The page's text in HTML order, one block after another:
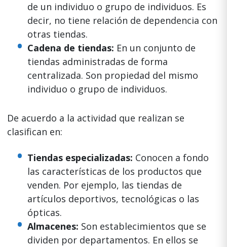
de un individuo o grupo de individuos. Es
decir, no tiene relación de dependencia con
otras tiendas.
Cadena de tiendas: En un conjunto de
tiendas administradas de forma
centralizada. Son propiedad del mismo
individuo o grupo de individuos.
De acuerdo a la actividad que realizan se
clasifican en:
Tiendas especializadas: Conocen a fondo
las características de los productos que
venden. Por ejemplo, las tiendas de
artículos deportivos, tecnológicas o las
ópticas.
Almacenes: Son establecimientos que se
dividen por departamentos. En ellos se